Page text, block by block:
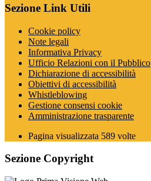
Sezione Link Utili
Cookie policy
Note legali
Informativa Privacy
Ufficio Relazioni con il Pubblico
Dichiarazione di accessibilità
Obiettivi di accessibilità
Whistleblowing
Gestione consensi cookie
Amministrazione trasparente
Pagina visualizzata 589 volte
Sezione Copyright